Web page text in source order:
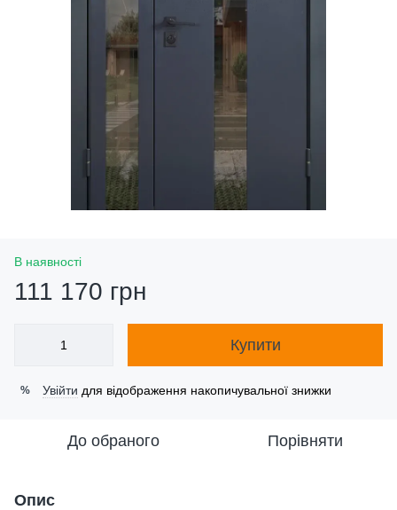
В наявності
111 170 грн
Купити
% Увійти для відображення накопичувальної знижки
До обраного Порівняти
Опис